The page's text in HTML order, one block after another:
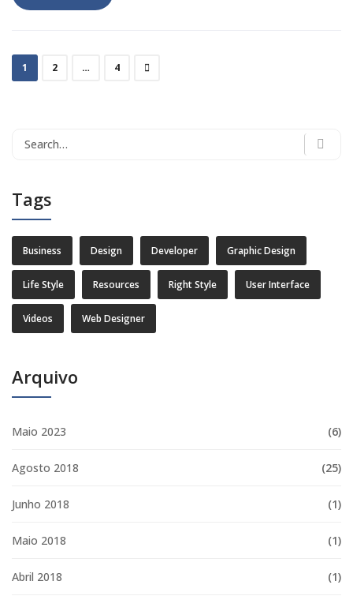
1 2 … 4
Search
Tags
Business Design Developer Graphic Design
Life Style Resources Right Style User Interface
Videos Web Designer
Arquivo
Maio 2023 (6)
Agosto 2018 (25)
Junho 2018 (1)
Maio 2018 (1)
Abril 2018 (1)